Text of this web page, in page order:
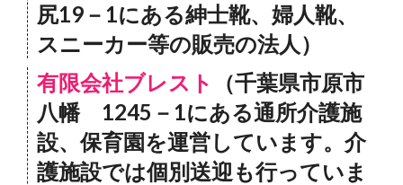
尻19－1にある紳士靴、婦人靴、
スニーカー等の販売の法人）
有限会社ブレスト
（千葉県市原市
八幡 1245－1にある通所介護施
設、保育園を運営しています。介
護施設では個別送迎も行っていま